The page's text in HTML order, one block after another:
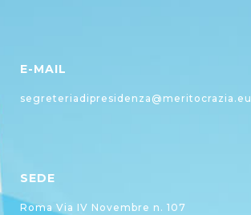
E-MAIL
segreteriadipresidenza@meritocrazia.eu
SEDE
Roma Via IV Novembre n. 107